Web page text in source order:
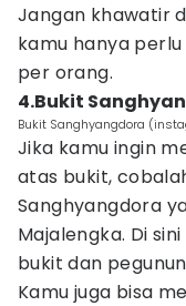
Jangan khawatir
kamu hanya
per orang.
4.Bukit
Bukit Sanghyangdora
Jika kamu ingin
atas bukit,
Sanghyangdora
Majalengka. Di
bukit dan
Kamu juga bisa